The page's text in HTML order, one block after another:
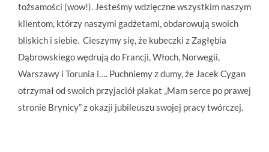
tożsamości (wow!). Jesteśmy wdzięczne wszystkim naszym
klientom, którzy naszymi gadżetami, obdarowują swoich
bliskich i siebie. Cieszymy się, że kubeczki z Zagłębia
Dąbrowskiego wędrują do Francji, Włoch, Norwegii,
Warszawy i Torunia i…. Puchniemy z dumy, że Jacek Cygan
otrzymał od swoich przyjaciół plakat „Mam serce po prawej
stronie Brynicy” z okazji jubileuszu swojej pracy twórczej.